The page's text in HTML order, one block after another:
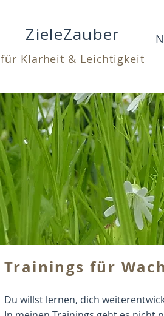
ZieleZauber
für Klarheit & Leichtigkeit
Trainings für
Du willst lernen, dich